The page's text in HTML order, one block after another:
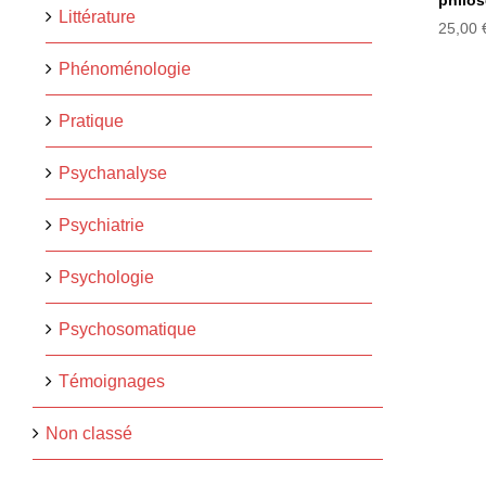
Littérature
Phénoménologie
Pratique
Psychanalyse
Psychiatrie
Psychologie
Psychosomatique
Témoignages
Non classé
25,00